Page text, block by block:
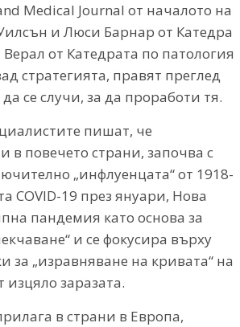
Medical Journal от началото на
и Люси Барнар от Катедра
от Катедрата по патология
стратегията, правят преглед
се случи, за да проработи тя.
пишат, че
в повечето страни, започва с
„инфлуенцата“ от 1918-
COVID-19 през януари, Нова
пандемия като основа за
и се фокусира върху
за „изравняване на кривата“ на
заразата.
в страни в Европа,